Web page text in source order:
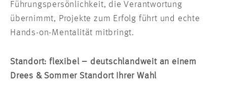
Führungspersönlichkeit, die Verantwortung
übernimmt, Projekte zum Erfolg führt und echte
Hands-on-Mentalität mitbringt.
Standort: flexibel – deutschlandweit an einem
Drees & Sommer Standort Ihrer Wahl